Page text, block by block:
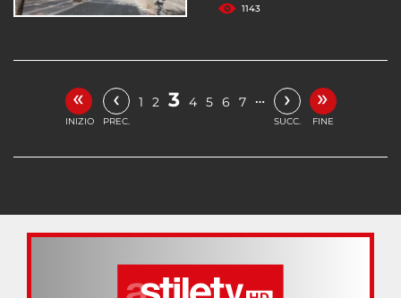
1143
«
INIZIO
‹
PREC.
1 2 3 4 5 6 7 … ›
SUCC.
»
FINE